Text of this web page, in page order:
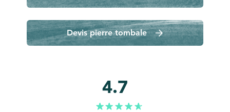
Devis pierre tombale
4.7